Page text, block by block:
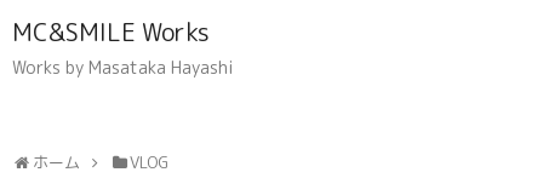
MC&SMILE Works
Works by Masataka Hayashi
ホーム VLOG